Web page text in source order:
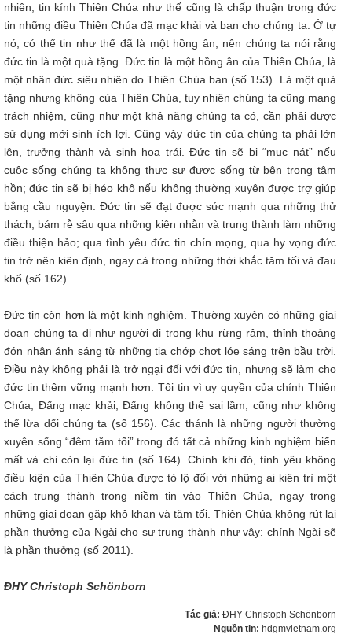
nhiên, tin kính Thiên Chúa như thế cũng là chấp thuận trong đức
tin những điều Thiên Chúa đã mạc khải và ban cho chúng ta. Ở tự
nó, có thể tin như thế đã là một hồng ân, nên chúng ta nói rằng
đức tin là một quà tặng. Đức tin là một hồng ân của Thiên Chúa, là
một nhân đức siêu nhiên do Thiên Chúa ban (số 153). Là một quà
tặng nhưng không của Thiên Chúa, tuy nhiên chúng ta cũng mang
trách nhiệm, cũng như một khả năng chúng ta có, cần phải được
sử dụng mới sinh ích lợi. Cũng vậy đức tin của chúng ta phải lớn
lên, trưởng thành và sinh hoa trái. Đức tin sẽ bị “mục nát” nếu
cuộc sống chúng ta không thực sự được sống từ bên trong tâm
hồn; đức tin sẽ bị héo khô nếu không thường xuyên được trợ giúp
bằng cầu nguyện. Đức tin sẽ đạt được sức mạnh qua những thử
thách; bám rễ sâu qua những kiên nhẫn và trung thành làm những
điều thiện hảo; qua tình yêu đức tin chín mọng, qua hy vọng đức
tin trở nên kiên định, ngay cả trong những thời khắc tăm tối và đau
khổ (số 162).
Đức tin còn hơn là một kinh nghiệm. Thường xuyên có những giai
đoạn chúng ta đi như người đi trong khu rừng rậm, thỉnh thoảng
đón nhận ánh sáng từ những tia chớp chợt lóe sáng trên bầu trời.
Điều này không phải là trở ngại đối với đức tin, nhưng sẽ làm cho
đức tin thêm vững mạnh hơn. Tôi tin vì uy quyền của chính Thiên
Chúa, Đấng mạc khải, Đấng không thể sai lầm, cũng như không
thể lừa dối chúng ta (số 156). Các thánh là những người thường
xuyên sống “đêm tăm tối” trong đó tất cả những kinh nghiệm biến
mất và chỉ còn lại đức tin (số 164). Chính khi đó, tình yêu không
điều kiện của Thiên Chúa được tỏ lộ đối với những ai kiên trì một
cách trung thành trong niềm tin vào Thiên Chúa, ngay trong
những giai đoạn gặp khô khan và tăm tối. Thiên Chúa không rút lại
phần thưởng của Ngài cho sự trung thành như vậy: chính Ngài sẽ
là phần thưởng (số 2011).
ĐHY Christoph Schönborn
Tác giả: ĐHY Christoph Schönborn
Nguồn tin: hdgmvietnam.org